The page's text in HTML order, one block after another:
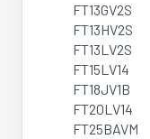
FT13GV2S
FT13HV2S
FT13LV2S
FT15LV14
FT18JV1B
FT20LV14
FT25BAVM